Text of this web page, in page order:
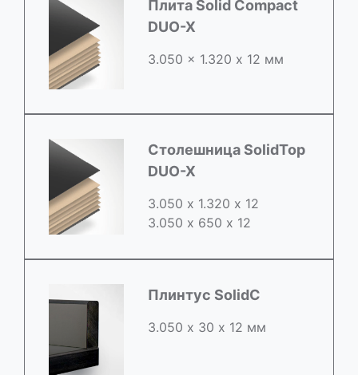
Плита Solid Compact
DUO-X
3.050 x 1.320 х 12 мм
Столешница SolidTop
DUO-X
3.050 х 1.320 х 12
3.050 x 650 х 12
Плинтус SolidC
3.050 х 30 х 12 мм